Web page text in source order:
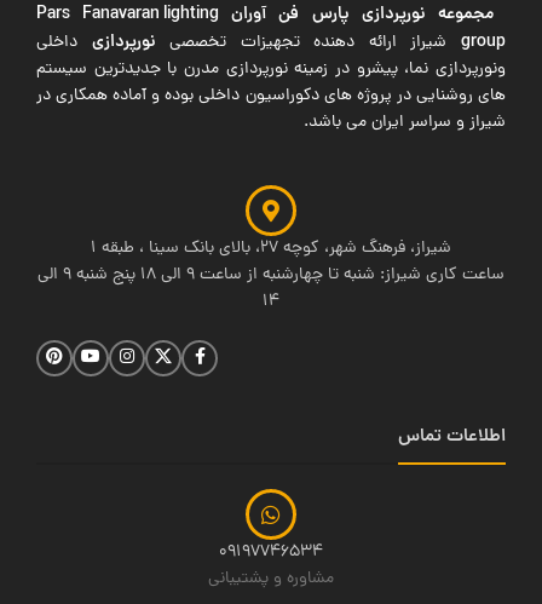
مجموعه نورپردازی پارس فن آوران Pars Fanavaran lighting
groupشیراز ارائه دهنده تجهیزات تخصصی نورپردازی داخلی
ونورپردازی نما، پیشرو در زمینه نورپردازی مدرن با جدیدترین سیستم
های روشنایی در پروژه های دکوراسیون داخلی بوده و آماده همکاری در
شیراز و سراسر ایران می باشد.
شیراز، فرهنگ شهر، کوچه 27، بالای بانک سینا ، طبقه 1
ساعت کاری شیراز: شنبه تا چهارشنبه از ساعت 9 الی 18 پنج شنبه 9 الی
14
اطلاعات تماس
09197746534
مشاوره و پشتیبانی